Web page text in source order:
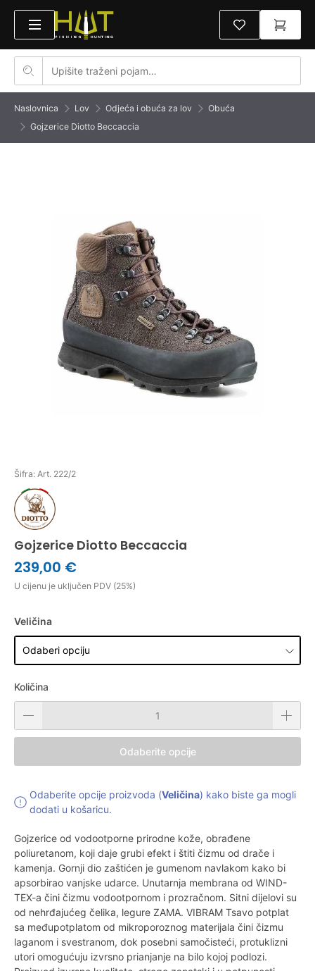
Naslovnica Lov Odjeća i obuća za lov
Obuća
Gojzerice Diotto Beccaccia
Šifra: Art. 222/2
Gojzerice Diotto Beccaccia
239,00 €
U cijenu je uključen PDV (25%)
Veličina
Količina
Odaberite opcije
Odaberite opcije proizvoda (Veličina) kako biste ga mogli
dodati u košaricu.
Gojzerice od vodootporne prirodne kože, obrađene
poliuretanom, koji daje grubi efekt i štiti čizmu od drače i
kamenja. Gornji dio zaštićen je gumenom navlakom kako bi
apsorbirao vanjske udarce. Unutarnja membrana od WIND-
TEX-a čini čizmu vodootpornom i prozračnom. Sitni dijelovi su
od nehrđajućeg čelika, legure ZAMA. VIBRAM Tsavo potplat
sa međupotplatom od mikroporoznog materijala čini čizmu
laganom i svestranom, dok posebni samočisteći, protuklizni
utori omogućuju izvrsno prianjanje na bilo kojoj podlozi.